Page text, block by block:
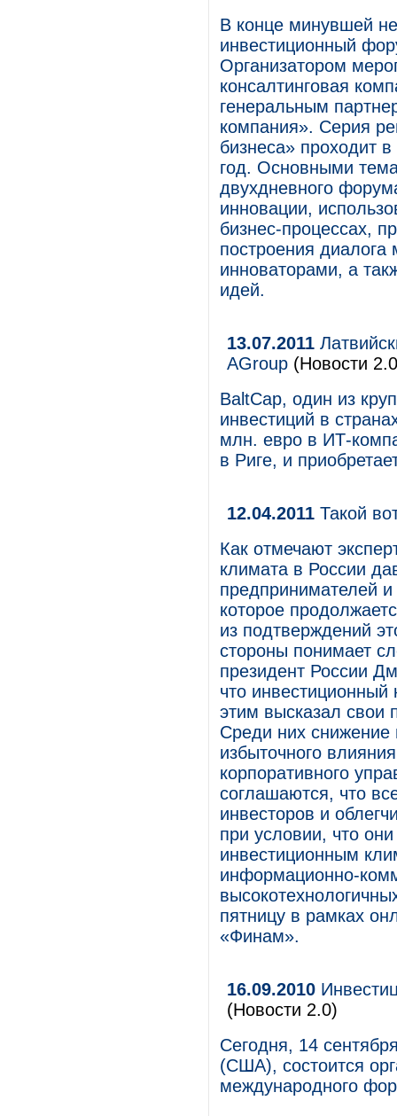
В конце минувшей
инвестиционный
Организатором
консалтинговая
генеральным
компания». Серия
бизнеса» проходит
год. Основными
двухдневного
инновации,
бизнес-процессах,
построения
инноваторами, а
идей.
13.07.2011
AGroup (Новости
BaltCap, один из
инвестиций в
млн. евро в ИТ-
в Риге, и
12.04.2011 Такой
Как отмечают
климата в России
предпринимателей и
которое
из подтверждений
стороны понимает
президент России
что инвестиционный
этим высказал свои
Среди них снижение
избыточного
корпоративного
соглашаются, что
инвесторов и
при условии, что
инвестиционным
информационно-
пятницу в рамках
«Финам».
16.09.2010
(Новости 2.0)
Сегодня, 14
(США), состоится
международного